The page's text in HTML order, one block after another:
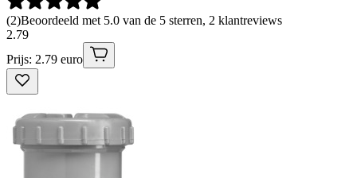
(2)Beoordeeld met 5.0 van de 5 sterren, 2 klantreviews
2.79
Prijs: 2.79 euro